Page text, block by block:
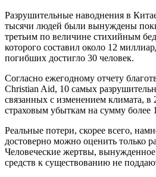
Разрушительные наводнения в
тысячи людей были вынуждены
третьим по величине стихийным
которого составил около 12
погибших достигло 30 человек.
Согласно ежегодному отчету
Christian Aid, 10 самых
связанных с изменением климата, в
страховым убыткам на сумму более
Реальные потери, скорее всего,
достоверно можно оценить только
Человеческие жертвы, вынужденное
средств к существованию не